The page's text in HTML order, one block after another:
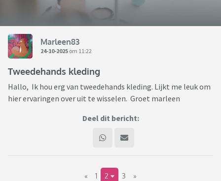
Marleen83
24-10-2025 om 11:22
Tweedehands kleding
Hallo, Ik hou erg van tweedehands kleding. Lijkt me leuk om
hier ervaringen over uit te wisselen. Groet marleen
Deel dit bericht:
« 1 2 3 »